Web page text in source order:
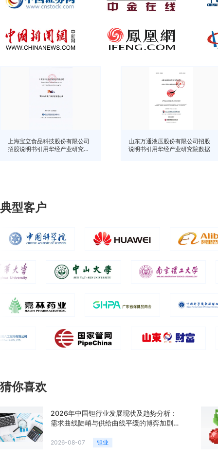
上海宝立食品科技股份有限公司
招股说明书引用华经产业研究院
山东万通液压股份有限公司招股
说明书引用华经产业研究院数据
典型客户
猜你喜欢
2026年中国钽行业发展现状及趋势分析：
需求曲线陡峭与供给曲线平缓的博弈加剧
2026-08-07 钽业